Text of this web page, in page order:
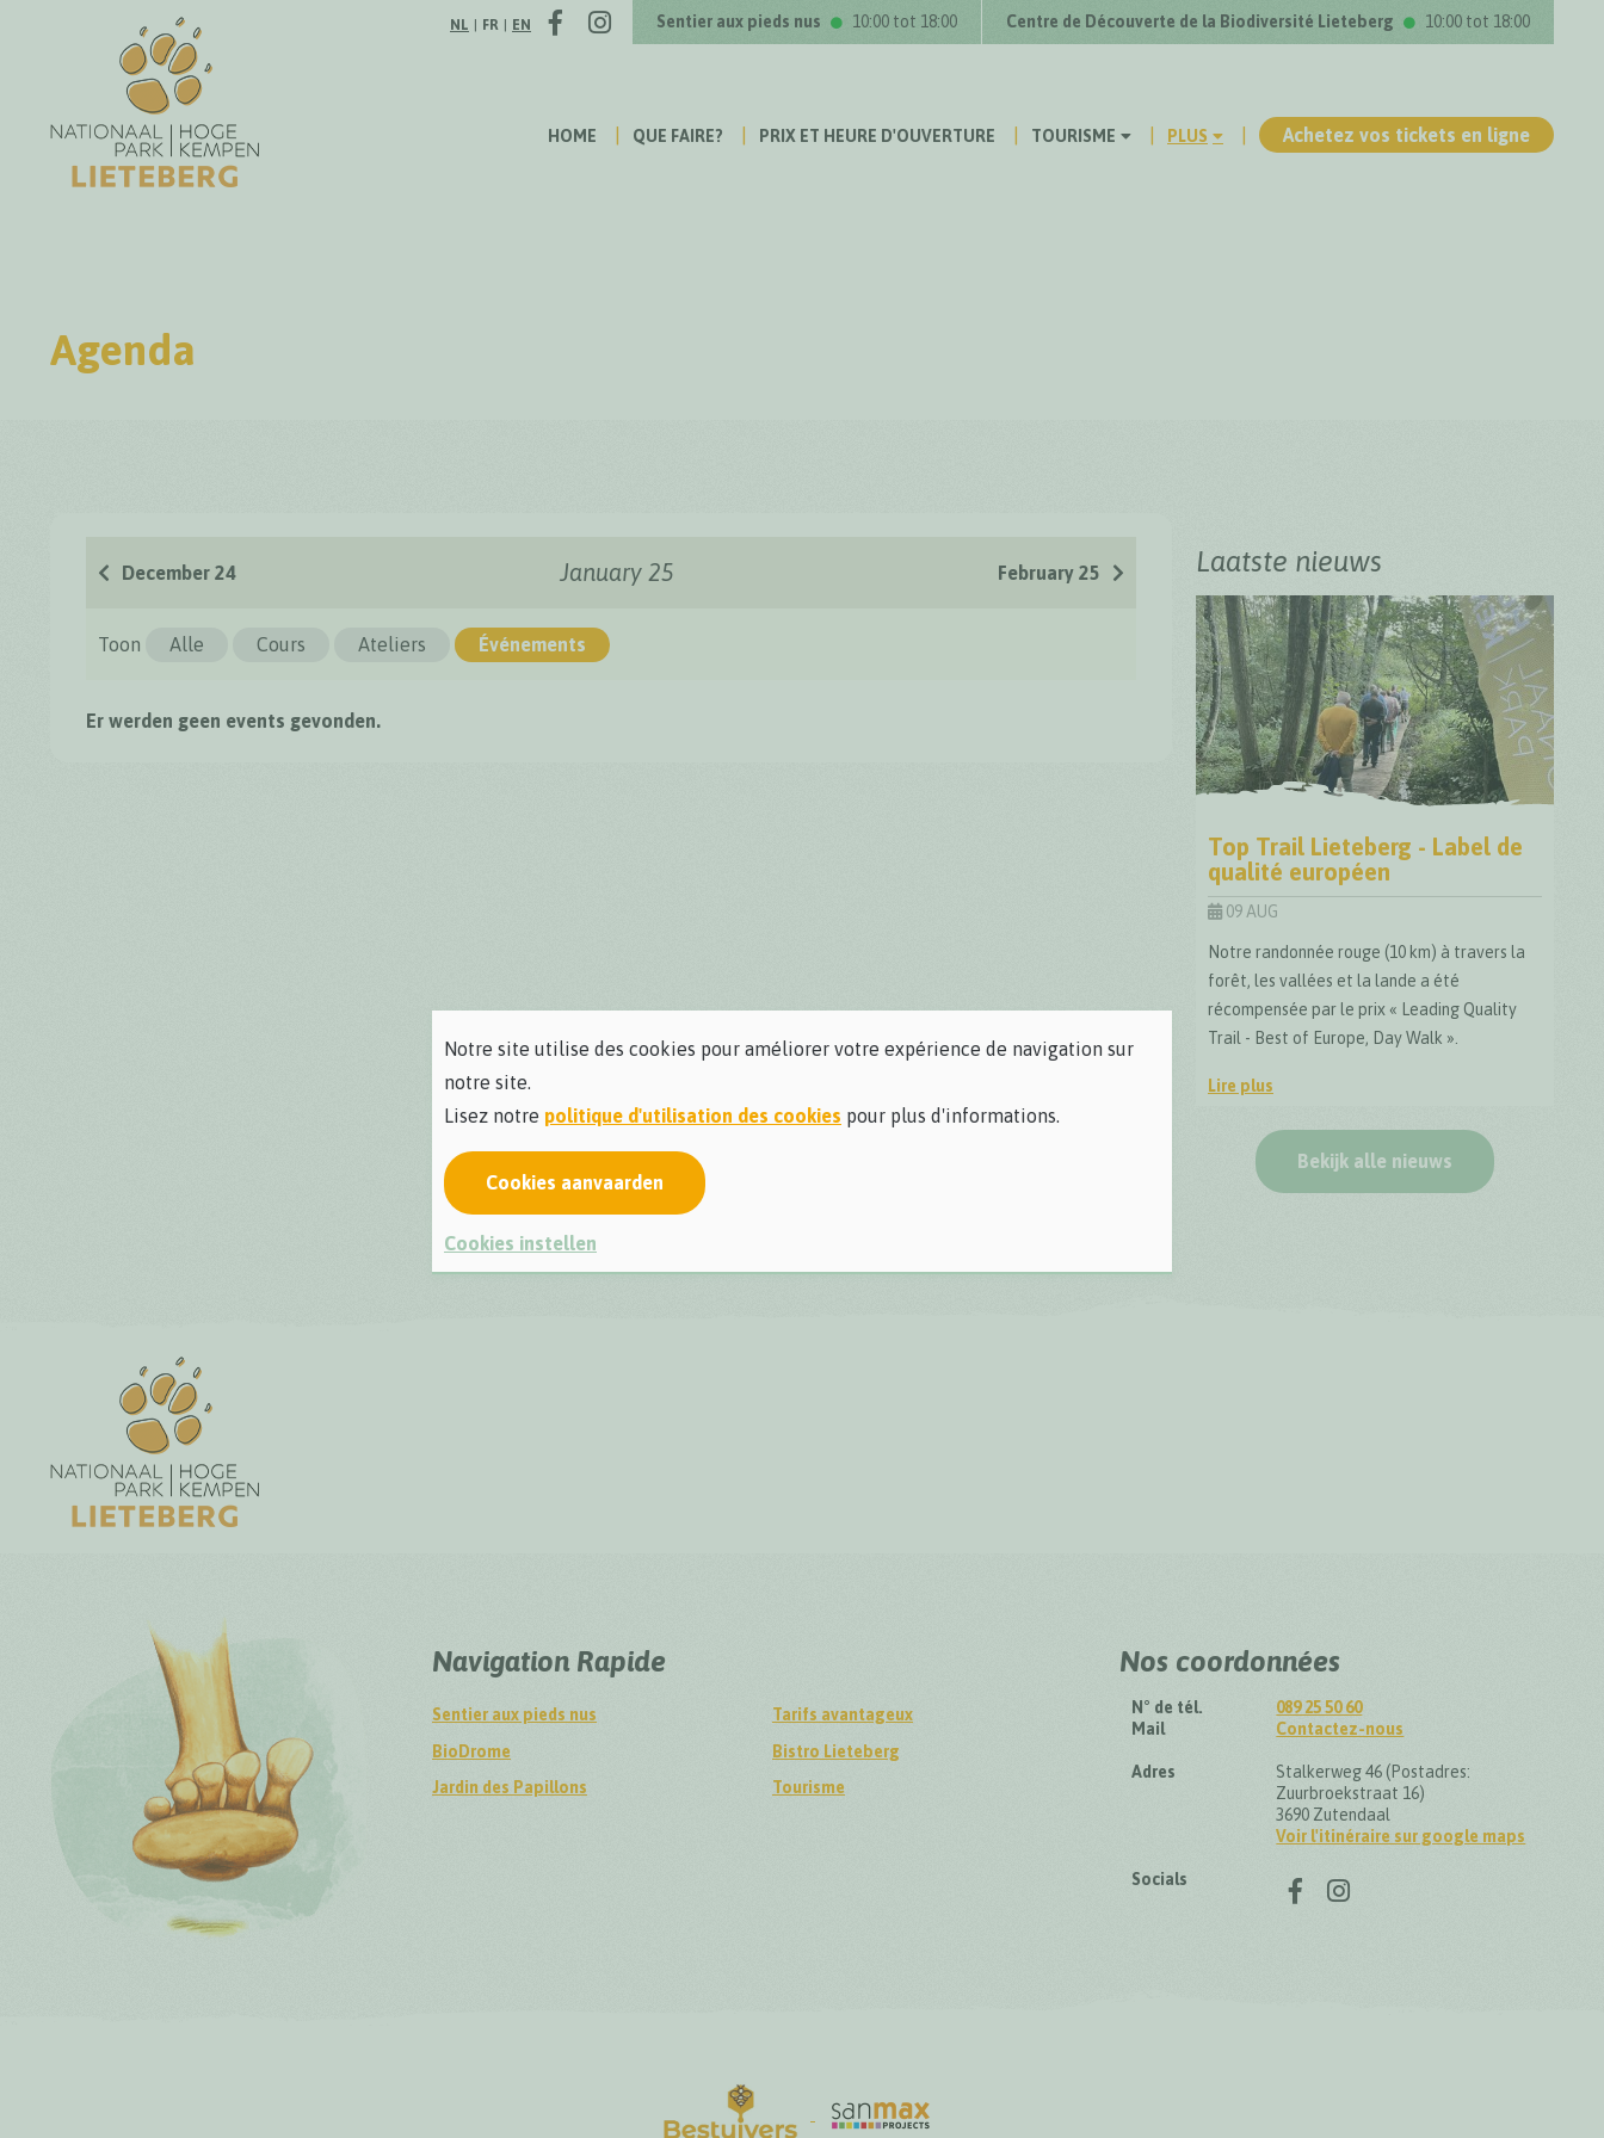
Suivez-nous sur
NL FR EN Facebook
Instagram
Sentier aux pieds nus 10:00 tot 18:00 Centre de Découverte de la Biodiversité Lieteberg 10:00 tot 18:00
HOME QUE FAIRE? PRIX ET HEURE D'OUVERTURE TOURISME PLUS Achetez vos tickets en ligne
Agenda
December 24 January 25 February 25
Toon Alle Cours Ateliers Événements
Er werden geen events gevonden.
Laatste nieuws
Top Trail Lieteberg - Label de
qualité européen
09 AUG
Notre randonnée rouge (10 km) à travers la
forêt, les vallées et la lande a été
récompensée par le prix « Leading Quality
Trail - Best of Europe, Day Walk ».
Lire plus
Bekijk alle nieuws
Navigation Rapide
Sentier aux pieds nus
BioDrome
Jardin des Papillons
Tarifs avantageux
Bistro Lieteberg
Tourisme
Nos coordonnées
N° de tél.
089 25 50 60
Mail
Contactez-nous
Adres
Stalkerweg 46 (Postadres:
Zuurbroekstraat 16)
3690 Zutendaal
Voir l'itinéraire sur google maps
Socials Suivez-nous sur
FacebookInstagram
Notre site utilise des cookies pour améliorer votre expérience de navigation sur
notre site.
Lisez notre politique d'utilisation des cookies pour plus d'informations.
Cookies aanvaarden
Cookies instellen